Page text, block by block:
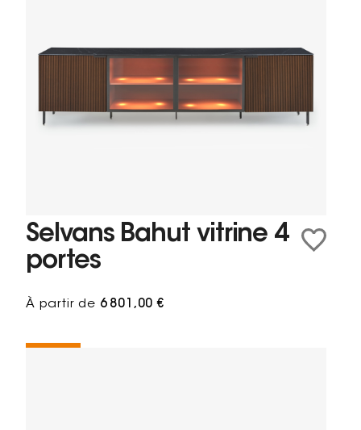
Selvans Bahut vitrine 4
portes
À partir de 6 801,00 €